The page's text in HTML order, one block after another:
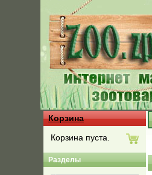
Корзина
Корзина пуста.
Разделы